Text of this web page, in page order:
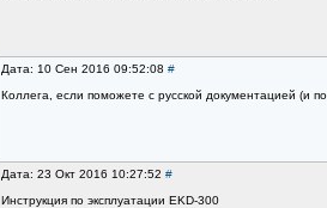
Дата: 10 Сен 2016 09:52:08 #
Коллега, если поможете с русской документацией (и
Дата: 23 Окт 2016 10:27:52 #
Инструкция по эксплуатации EKD-300